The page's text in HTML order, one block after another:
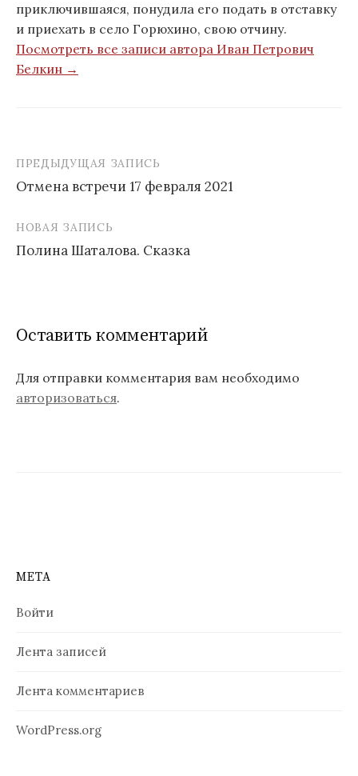
приключившаяся, понудила его подать в отставку
и приехать в село Горюхино, свою отчину.
Посмотреть все записи автора Иван Петрович
Белкин →
а
г
ц
и
п
и
я
м
ПРЕДЫДУЩАЯ ЗАПИСЬ
Отмена встречи 17 февраля 2021
НОВАЯ ЗАПИСЬ
Полина Шаталова. Сказка
Оставить комментарий
Для отправки комментария вам необходимо
авторизоваться.
МЕТА
Войти
Лента записей
Лента комментариев
WordPress.org